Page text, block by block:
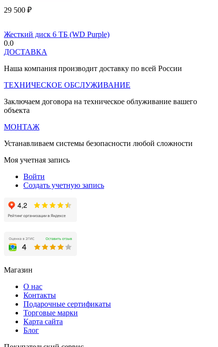
29 500 ₽
Жесткий диск 6 ТБ (WD Purple)
0.0
ДОСТАВКА
Наша компания производит доставку по всей России
ТЕХНИЧЕСКОЕ ОБСЛУЖИВАНИЕ
Заключаем договора на техническое облуживание вашего
объекта
МОНТАЖ
Устанавливаем системы безопасности любой сложности
Моя учетная запись
Войти
Создать учетную запись
Магазин
О нас
Контакты
Подарочные сертификаты
Торговые марки
Карта сайта
Блог